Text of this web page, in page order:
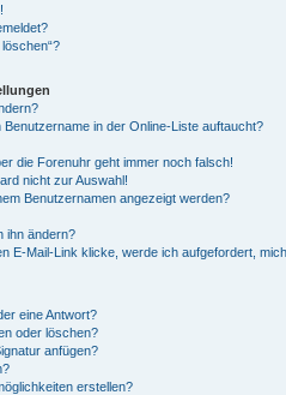
in der Online-Liste auftaucht?
die Forenuhr geht immer noch falsch!
nicht zur Auswahl!
Benutzernamen angezeigt werden?
ihn ändern?
E-Mail-Link klicke, werde ich aufgefordert,
eine Antwort?
oder löschen?
anfügen?
erstellen?